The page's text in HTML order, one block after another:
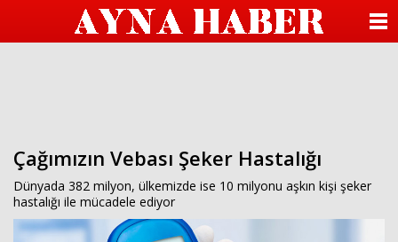
beylikdüzü
beylikdüzü
escort
beylikdüzü
escort
bayan
beylikdüzü
Çağımızın Vebası Şeker Hastalığı
Dünyada 382 milyon, ülkemizde ise 10 milyonu aşkın kişi şeker
hastalığı ile mücadele ediyor
ANASAYFA
ANKETLER
FOTO GALERİ